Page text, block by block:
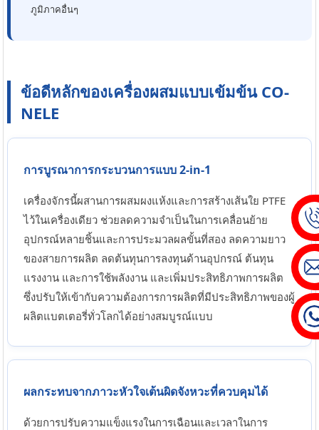
ภูมิภาคอื่นๆ
ข้อดีหลักของเครื่องผสมแบบเข้มข้น CO-
NELE
การบูรณาการกระบวนการแบบ 2-in-1
เครื่องจักรนี้ผสานการผสมผงแห้งและการสร้างเส้นใย PTFE
ไว้ในเครื่องเดียว ช่วยลดความจำเป็นในการเคลื่อนย้าย
อุปกรณ์หลายชิ้นและการประมวลผลขั้นที่สอง ลดความยาว
ของสายการผลิต ลดต้นทุนการลงทุนด้านอุปกรณ์ ต้นทุน
แรงงาน และการใช้พลังงาน และเพิ่มประสิทธิภาพการผลิต
ซึ่งปรับให้เข้ากับความต้องการการผลิตที่มีประสิทธิภาพของผู้
ผลิตแบตเตอรี่ทั่วโลกได้อย่างสมบูรณ์แบบ
ผลกระทบจากภาวะหัวใจเต้นผิดจังหวะที่ควบคุมได้
ด้วยการปรับความแข็งแรงในการเฉือนและเวลาในการ